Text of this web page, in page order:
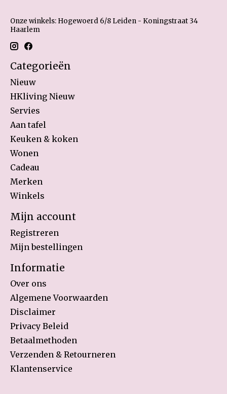
Onze winkels: Hogewoerd 6/8 Leiden - Koningstraat 34
Haarlem
Categorieën
Nieuw
HKliving Nieuw
Servies
Aan tafel
Keuken & koken
Wonen
Cadeau
Merken
Winkels
Mijn account
Registreren
Mijn bestellingen
Informatie
Over ons
Algemene Voorwaarden
Disclaimer
Privacy Beleid
Betaalmethoden
Verzenden & Retourneren
Klantenservice